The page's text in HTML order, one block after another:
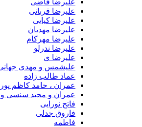
علیرضا قاضی
علیرضا قربانی
علیرضا کیایی
علیرضا مهدیان
علیرضا مهرکام
علیرضا ندرلو
علیرضا ی
علیشمس و مهدی جهانی
عماد طالب زاده
عمران ، حامد کاظم پور ، نیما
عمران و مجید سنسی و حامد
فاتح نورایی
فاروق جدلی